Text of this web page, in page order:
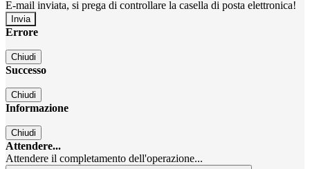
E-mail inviata, si prega di controllare la casella di posta elettronica!
Errore
Chiudi
Successo
Chiudi
Informazione
Chiudi
Attendere...
Attendere il completamento dell'operazione...